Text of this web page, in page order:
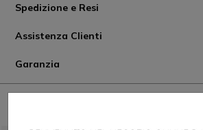
Spedizione e Resi
Assistenza Clienti
Garanzia